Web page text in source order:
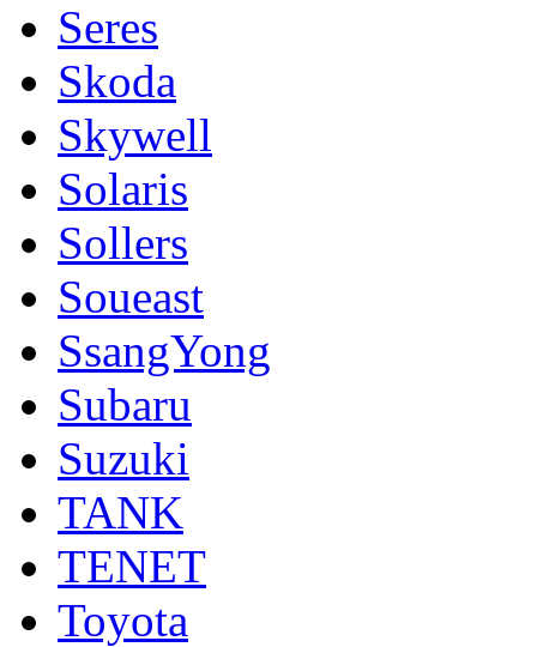
Seres
Skoda
Skywell
Solaris
Sollers
Soueast
SsangYong
Subaru
Suzuki
TANK
TENET
Toyota